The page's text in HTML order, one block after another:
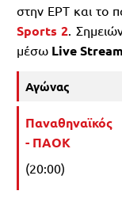
στην ΕΡΤ και το
Sports 2.
μέσω Live
Αγώνας
Παναθηναϊκός
- ΠΑΟΚ
(20:00)